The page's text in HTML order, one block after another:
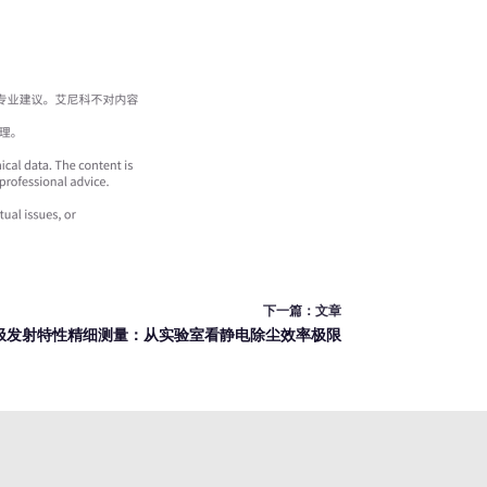
下一篇： 文章
发射特性精细测量：从实验室看静电除尘效率极限